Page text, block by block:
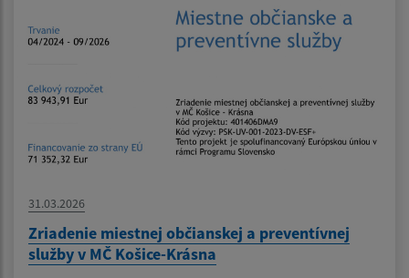
31.03.2026
Zriadenie miestnej občianskej a preventívnej
služby v MČ Košice-Krásna